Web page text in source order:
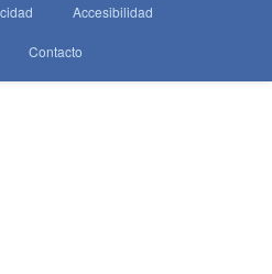
Accesibilidad
Contacto